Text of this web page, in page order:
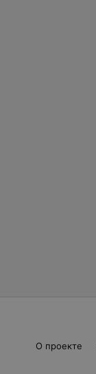
О проекте